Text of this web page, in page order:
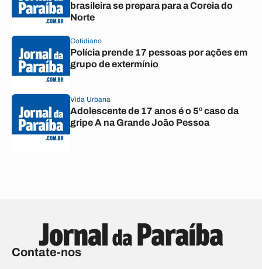
brasileira se prepara para a Coreia do
Norte
Cotidiano
Polícia prende 17 pessoas por ações em
grupo de extermínio
Vida Urbana
Adolescente de 17 anos é o 5º caso da
gripe A na Grande João Pessoa
Contate-nos